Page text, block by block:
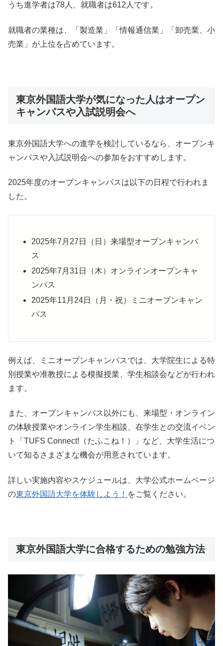
うち進学者は78人、就職者は612人です。
就職者の業種は、「製造業」「情報通信業」「卸売業、小
売業」が上位を占めています。
東京外国語大学が気になった人はオープン
キャンパスや入試説明会へ
東京外国語大学への進学を検討しているなら、オープンキ
ャンパスや入試説明会への参加をおすすめします。
2025年度のオープンキャンパスは以下の日程で行われま
した。
2025年7月27日（日）来場型オープンキャンパ
ス
2025年7月31日（木）オンラインオープンキャ
ンパス
2025年11月24日（月・祝）ミニオープンキャン
パス
例えば、ミニオープンキャンパスでは、大学院生による特
別授業や准教授による模擬授業、学生相談会などが行われ
ます。
また、オープンキャンパス以外にも、来場型・オンライン
の体験授業やオンライン学生相談、在学生との交流イベン
ト「TUFS Connect!（たふこね！）」など、大学生活につ
いて知るさまざまな機会が用意されています。
詳しい実施内容やスケジュールは、大学公式ホームページ
の東京外国語大学を体験しよう！ をご覧ください。
東京外国語大学に合格するための勉強方法